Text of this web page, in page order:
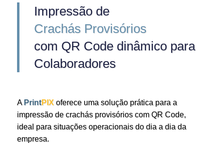
Impressão de
Crachás Provisórios
com QR Code dinâmico para
Colaboradores
A PrintPIX oferece uma solução prática para a
impressão de crachás provisórios com QR Code,
ideal para situações operacionais do dia a dia da
empresa.